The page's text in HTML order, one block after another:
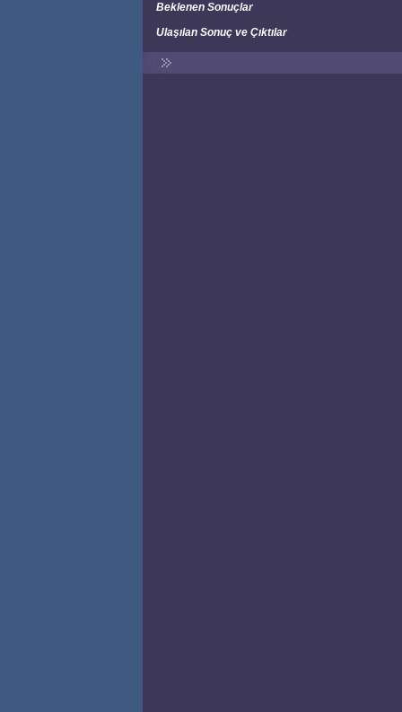
Beklenen Sonuçlar
Ulaşılan Sonuç ve Çıktılar